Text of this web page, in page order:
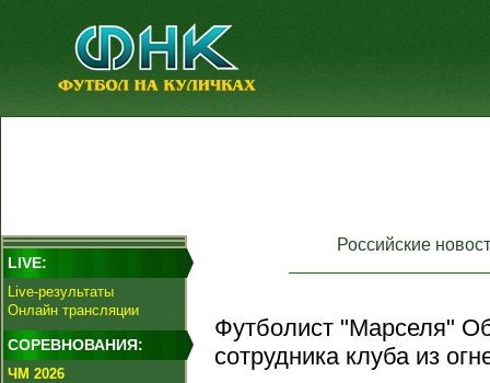
LIVE:
Live-результаты
Онлайн трансляции
СОРЕВНОВАНИЯ:
ЧМ 2026
Российские
Футболист "Марселя"
сотрудника клуба из